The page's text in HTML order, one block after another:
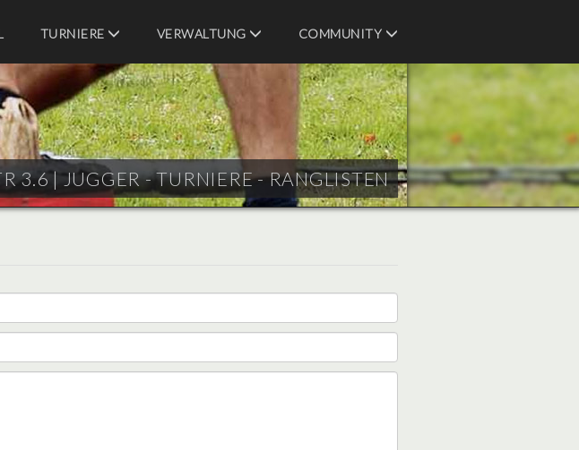
TURNIERE VERWALTUNG COMMUNITY
3.6 |JUGGER - TURNIERE - RANGLISTEN